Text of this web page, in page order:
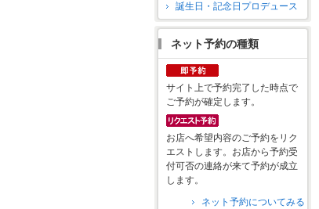
誕生日・記念日プロデュース
ネット予約の種類
サイト上で予約完了した時点で
ご予約が確定します。
お店へ希望内容のご予約をリク
エストします。お店から予約受
付可否の連絡が来て予約が成立
します。
ネット予約についてみる